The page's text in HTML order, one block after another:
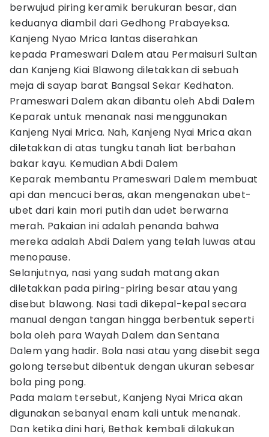
berwujud piring keramik berukuran besar, dan
keduanya diambil dari Gedhong Prabayeksa.
Kanjeng Nyao Mrica lantas diserahkan
kepada Prameswari Dalem atau Permaisuri Sultan
dan Kanjeng Kiai Blawong diletakkan di sebuah
meja di sayap barat Bangsal Sekar Kedhaton.
Prameswari Dalem akan dibantu oleh Abdi Dalem
Keparak untuk menanak nasi menggunakan
Kanjeng Nyai Mrica. Nah, Kanjeng Nyai Mrica akan
diletakkan di atas tungku tanah liat berbahan
bakar kayu. Kemudian Abdi Dalem
Keparak membantu Prameswari Dalem membuat
api dan mencuci beras, akan mengenakan ubet-
ubet dari kain mori putih dan udet berwarna
merah. Pakaian ini adalah penanda bahwa
mereka adalah Abdi Dalem yang telah luwas atau
menopause.
Selanjutnya, nasi yang sudah matang akan
diletakkan pada piring-piring besar atau yang
disebut blawong. Nasi tadi dikepal-kepal secara
manual dengan tangan hingga berbentuk seperti
bola oleh para Wayah Dalem dan Sentana
Dalem yang hadir. Bola nasi atau yang disebit sega
golong tersebut dibentuk dengan ukuran sebesar
bola ping pong.
Pada malam tersebut, Kanjeng Nyai Mrica akan
digunakan sebanyal enam kali untuk menanak.
Dan ketika dini hari, Bethak kembali dilakukan